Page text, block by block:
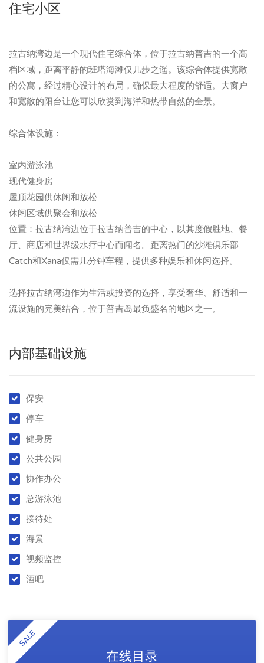
住宅小区
拉古纳湾边是一个现代住宅综合体，位于拉古纳普吉的一个高
档区域，距离平静的班塔海滩仅几步之遥。该综合体提供宽敞
的公寓，经过精心设计的布局，确保最大程度的舒适。大窗户
和宽敞的阳台让您可以欣赏到海洋和热带自然的全景。
综合体设施：
室内游泳池
现代健身房
屋顶花园供休闲和放松
休闲区域供聚会和放松
位置：拉古纳湾边位于拉古纳普吉的中心，以其度假胜地、餐
厅、商店和世界级水疗中心而闻名。距离热门的沙滩俱乐部
Catch和Xana仅需几分钟车程，提供多种娱乐和休闲选择。
选择拉古纳湾边作为生活或投资的选择，享受奢华、舒适和一
流设施的完美结合，位于普吉岛最负盛名的地区之一。
内部基础设施
保安
停车
健身房
公共公园
协作办公
总游泳池
接待处
海景
视频监控
酒吧
SALE
在线目录